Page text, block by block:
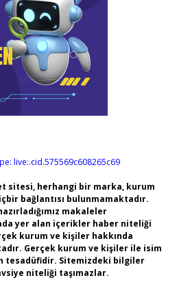
live:.cid.575569c608265c69
sitesi, herhangi bir marka, kurum
bağlantısı bulunmamaktadır.
makaleler
yer alan içerikler haber niteliği
kurum ve kişiler hakkında
Gerçek kurum ve kişiler ile isim
tesadüfidir. Sitemizdeki bilgiler
niteliği taşımazlar.